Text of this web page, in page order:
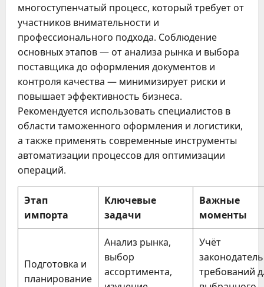
многоступенчатый процесс, который требует от
участников внимательности и
профессионального подхода. Соблюдение
основных этапов — от анализа рынка и выбора
поставщика до оформления документов и
контроля качества — минимизирует риски и
повышает эффективность бизнеса.
Рекомендуется использовать специалистов в
области таможенного оформления и логистики,
а также применять современные инструменты
автоматизации процессов для оптимизации
операций.
Этап
импорта
Ключевые
задачи
Важные
моменты
Подготовка и
планирование
Анализ рынка,
выбор
ассортимента,
Учёт
требований